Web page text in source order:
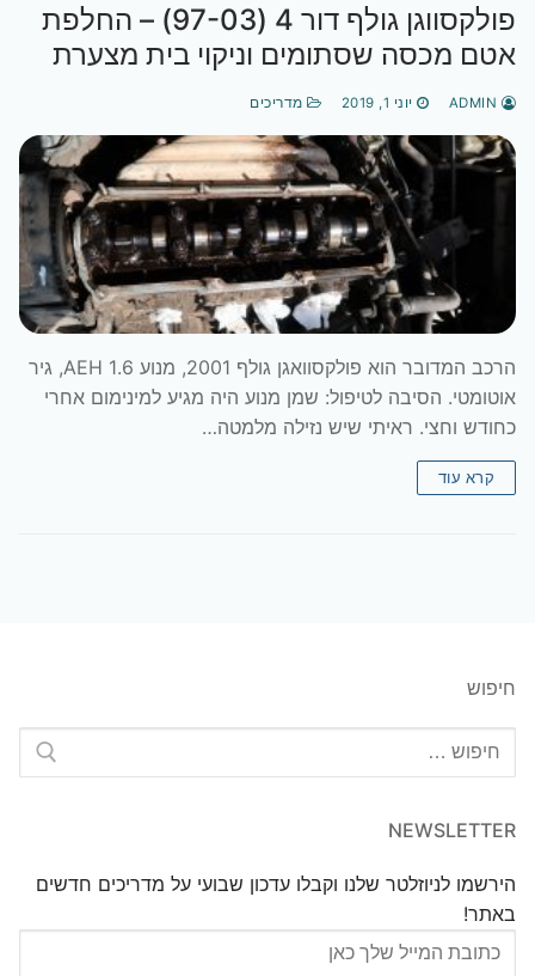
פולקסווגן גולף דור 4 (97-03) – החלפת
אטם מכסה שסתומים וניקוי בית מצערת
יוני 1, 2019 מדריכים
הרכב המדובר הוא פולקסוואגן גולף 2001, מנוע 1.6 AEH, גיר
אוטומטי. הסיבה לטיפול: שמן מנוע היה מגיע למינימום אחרי
כחודש וחצי. ראיתי שיש נזילה מלמטה…
קרא עוד
חיפוש
חפש:
NEWSLETTER
הירשמו לניוזלטר שלנו וקבלו עדכון שבועי על מדריכים חדשים
באתר!